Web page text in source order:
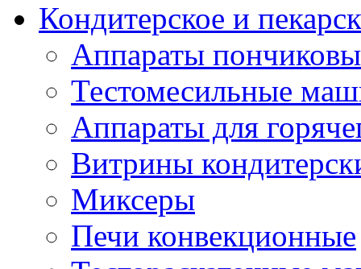
Кондитерское и
Аппараты
Тестомесильные
Аппараты для
Витрины
Миксеры
Печи конвекционные